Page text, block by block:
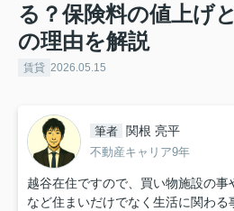
る？保険料の値上げ
の理由を解説
賃貸 2026.05.15
筆者 関根 亮平
不動産キャリア9年
越谷在住ですので、買い物施設の
など住まいだけでなく生活に関わる